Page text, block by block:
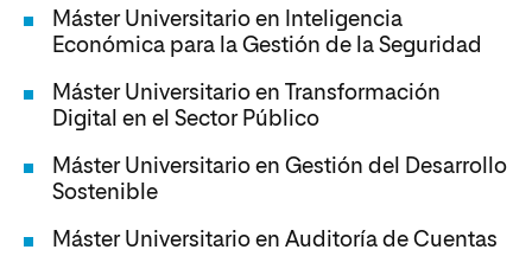
Máster Universitario en Inteligencia
Económica para la Gestión de la Seguridad
Máster Universitario en Transformación
Digital en el Sector Público
Máster Universitario en Gestión del Desarrollo
Sostenible
Máster Universitario en Auditoría de Cuentas